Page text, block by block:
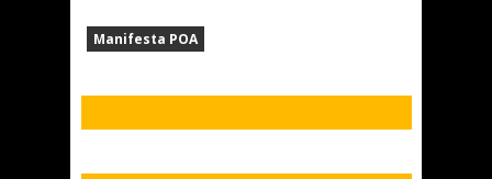
Manifesta POA